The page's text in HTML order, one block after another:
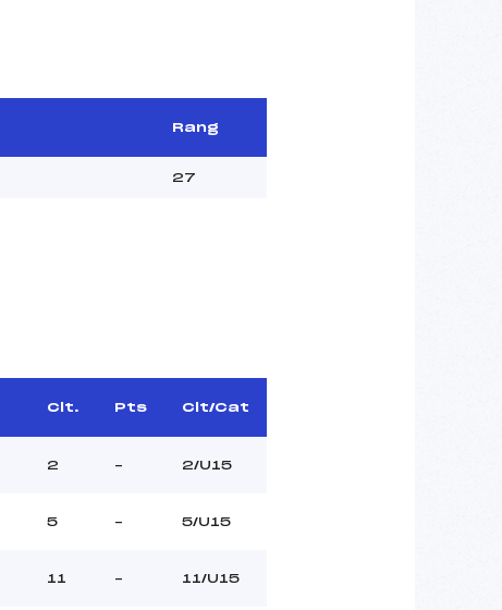
Rang
27
Clt. Pts Clt/Cat
2 – 2/U15
5 – 5/U15
11 – 11/U15